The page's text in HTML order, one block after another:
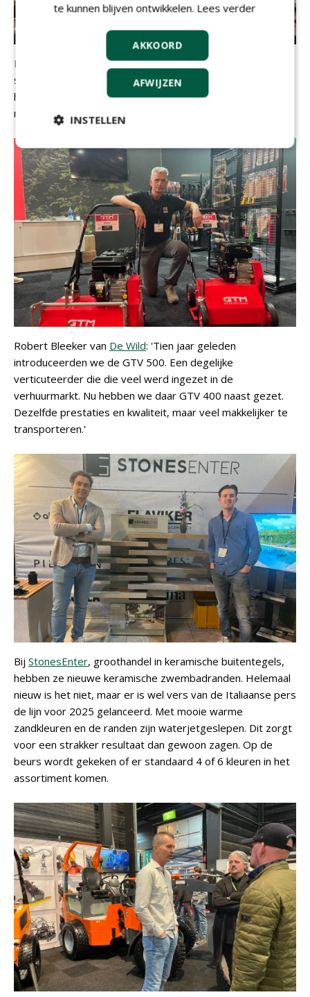
Peter Kloosterhuis van Ufkes vertelt over de
stobbenfresen en de versnipperaars met kraaninvoer die
het bedrijf produceert. Met die laatste is
marktleider in Nederland.
Robert Bleeker van De Wild: 'Tien jaar geleden
introduceerden we de GTV 500. Een degelijke
verticuteerder die die veel werd ingezet in de
verhuurmarkt. Nu hebben we daar GTV 400 naast gezet.
Dezelfde prestaties en kwaliteit, maar veel makkelijker te
transporteren.'
Bij StonesEnter, groothandel in keramische buitentegels,
hebben ze nieuwe keramische zwembadranden. Helemaal
nieuw is het niet, maar er is wel vers van de Italiaanse pers
de lijn voor 2025 gelanceerd. Met mooie warme
zandkleuren en de randen zijn waterjetgeslepen. Dit zorgt
voor een strakker resultaat dan gewoon zagen. Op de
beurs wordt gekeken of er standaard 4 of 6 kleuren in het
assortiment komen.
te kunnen blijven ontwikkelen. Lees verder
AKKOORD
AFWIJZEN
INSTELLEN